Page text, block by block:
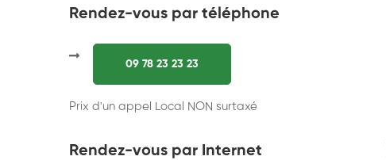
Rendez-vous par téléphone
09 78 23 23 23
Prix d'un appel Local NON surtaxé
Rendez-vous par Internet